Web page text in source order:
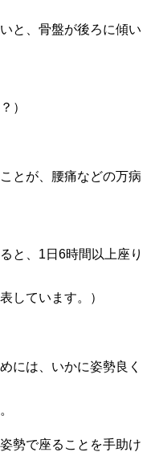
と、骨盤が後ろに傾い
）
とが、腰痛などの万病
と、1日6時間以上座り
しています。）
には、いかに姿勢良く
勢で座ることを手助け